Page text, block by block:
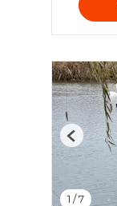
1 /7
Previous